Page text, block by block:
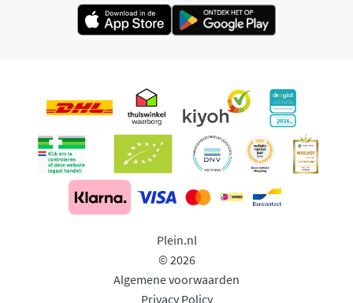
Plein.nl
© 2026
Algemene voorwaarden
Privacy Policy